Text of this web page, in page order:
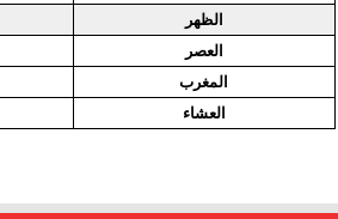
الظهر
العصر
المغرب
العشاء